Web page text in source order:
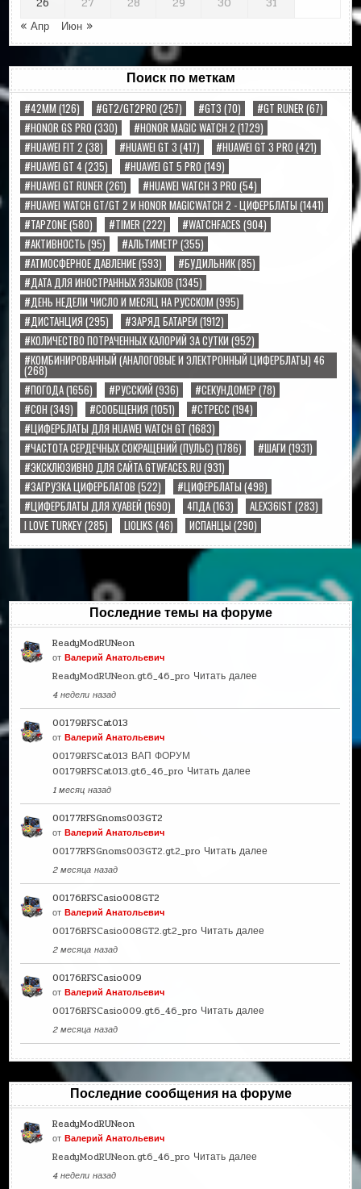
26 27 28 29 30
31
« Апр
Июн »
Поиск по меткам
#42MM (126) #GT2/GT2PRO (257) #GT3 (70) #GT RUNER(67)
#HONOR GS PRO (330) #HONOR MAGIC WATCH 2 (1729)
#HUAWEI FIT 2 (38) #HUAWEI GT 3 (417) #HUAWEI GT 3 PRO (421)
#HUAWEI GT 4(235) #HUAWEI GT 5 PRO (149)
#HUAWEI GT RUNER(261) #HUAWEI WATCH 3 PRO (54)
#HUAWEI WATCH GT/GT 2 И HONOR MAGICWATCH 2 - ЦИФЕРБЛАТЫ (1441)
#TAPZONE(580) #TIMER(222) #WATCHFACES (904)
#АКТИВНОСТЬ (95) #АЛЬТИМЕТР (355)
#АТМОСФЕРНОЕ ДАВЛЕНИЕ(593) #БУДИЛЬНИК(85)
#ДАТА ДЛЯ ИНОСТРАННЫХ ЯЗЫКОВ (1345)
#ДЕНЬ НЕДЕЛИ ЧИСЛО И МЕСЯЦ НА РУССКОМ (995)
#ДИСТАНЦИЯ (295) #ЗАРЯД БАТАРЕИ (1912)
#КОЛИЧЕСТВО ПОТРАЧЕННЫХ КАЛОРИЙ ЗА СУТКИ (952)
#КОМБИНИРОВАННЫЙ (АНАЛОГОВЫЕ И ЭЛЕКТРОННЫЙ ЦИФЕРБЛАТЫ) 46
(268)
#ПОГОДА(1656) #РУССКИЙ (936) #СЕКУНДОМЕР (78)
#СОН (349) #СООБЩЕНИЯ (1051) #СТРЕСС (194)
#ЦИФЕРБЛАТЫ ДЛЯ HUAWEI WATCH GT (1683)
#ЧАСТОТА СЕРДЕЧНЫХ СОКРАЩЕНИЙ (ПУЛЬС) (1786) #ШАГИ (1931)
#ЭКСКЛЮЗИВНО ДЛЯ САЙТА GTWFACES.RU (931)
#ЗАГРУЗКА ЦИФЕРБЛАТОВ (522) #ЦИФЕРБЛАТЫ (498)
#ЦИФЕРБЛАТЫ ДЛЯ ХУАВЕЙ (1690) 4ПДА(163) ALEX36IST (283)
I LOVE TURKEY(285) LIOLIKS (46) ИСПАНЦЫ (290)
Последние темы на форуме
ReadyModRUNeon
отВалерий Анатольевич
ReadyModRUNeon.gt6_46_pro Читать далее
4 недели назад
00179RFSCat013
отВалерий Анатольевич
00179RFSCat013 ВАП ФОРУМ
00179RFSCat013.gt6_46_pro Читать далее
1 месяц назад
00177RFSGnoms003GT2
отВалерий Анатольевич
00177RFSGnoms003GT2.gt2_pro Читать далее
2 месяца назад
00176RFSCasio008GT2
отВалерий Анатольевич
00176RFSCasio008GT2.gt2_pro Читать далее
2 месяца назад
00176RFSCasio009
отВалерий Анатольевич
00176RFSCasio009.gt6_46_pro Читать далее
2 месяца назад
Последние сообщения на форуме
ReadyModRUNeon
отВалерий Анатольевич
ReadyModRUNeon.gt6_46_pro Читать далее
4 недели назад